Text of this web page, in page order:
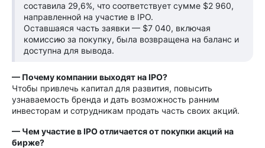
составила 29,6%, что соответствует сумме $2 960,
направленной на участие в IPO.
Оставшаяся часть заявки — $7 040, включая
комиссию за покупку, была возвращена на баланс и
доступна для вывода.
— Почему компании выходят на IPO?
Чтобы привлечь капитал для развития, повысить
узнаваемость бренда и дать возможность ранним
инвесторам и сотрудникам продать часть своих акций.
— Чем участие в IPO отличается от покупки акций на
бирже?